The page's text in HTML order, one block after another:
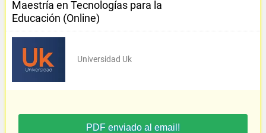
Maestría en Tecnologías para la
Educación (Online)
Universidad Uk
PDF enviado al email!